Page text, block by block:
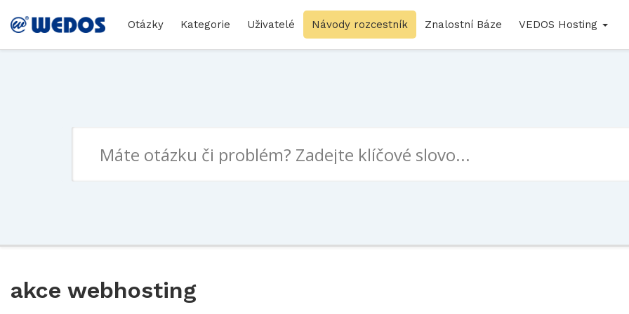
Otázky Kategorie Uživatelé Návody rozcestník Znalostní Báze VEDOS Hosting
akce webhosting